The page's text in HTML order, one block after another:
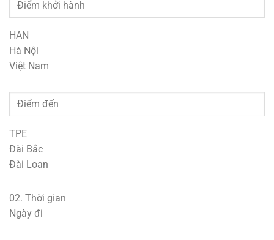
HAN
Hà Nội
Việt Nam
TPE
Đài Bắc
Đài Loan
02. Thời gian
Ngày đi